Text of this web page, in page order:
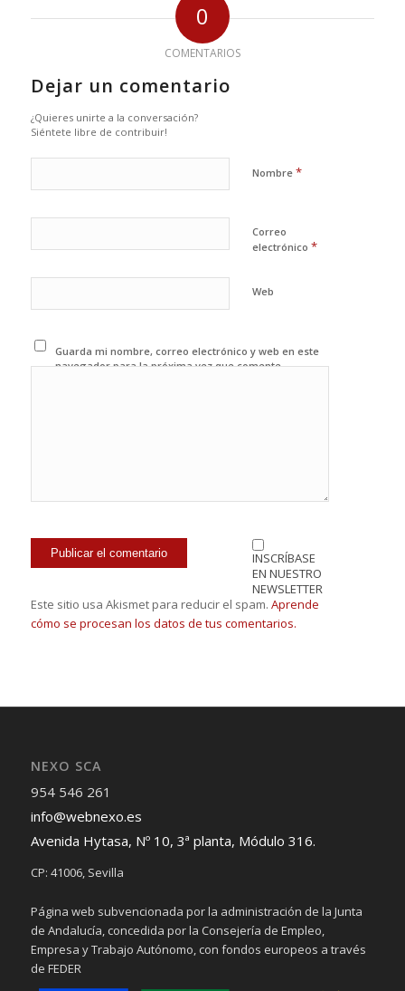
0
COMENTARIOS
Dejar un comentario
¿Quieres unirte a la conversación?
Siéntete libre de contribuir!
Nombre *
Correo
electrónico *
Web
Guarda mi nombre, correo electrónico y web en este
navegador para la próxima vez que comente.
INSCRÍBASE
EN NUESTRO
NEWSLETTER
Este sitio usa Akismet para reducir el spam. Aprende
cómo se procesan los datos de tus comentarios.
NEXO SCA
954 546 261
info@webnexo.es
Avenida Hytasa, Nº 10, 3ª planta, Módulo 316.
CP: 41006, Sevilla
Página web subvencionada por la administración de la Junta
de Andalucía, concedida por la Consejería de Empleo,
Empresa y Trabajo Autónomo, con fondos europeos a través
de FEDER